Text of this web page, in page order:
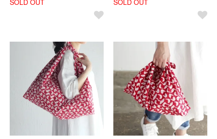
SOLD OUT
SOLD OUT